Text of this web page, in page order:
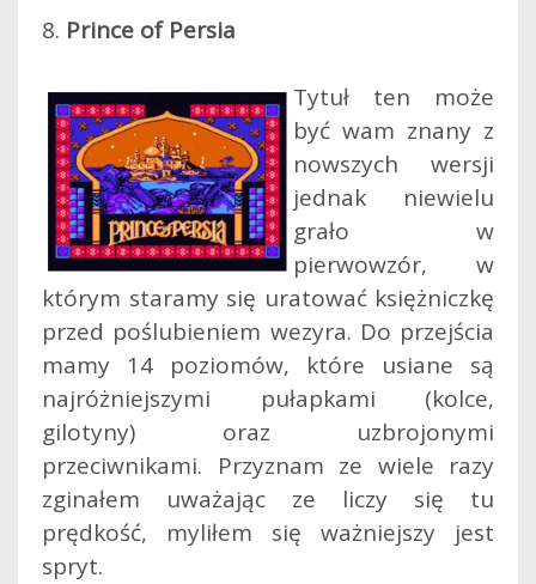
8. Prince of Persia
Tytuł ten może
być wam znany z
nowszych wersji
jednak niewielu
grało w
pierwowzór, w
którym staramy się uratować księżniczkę
przed poślubieniem wezyra. Do przejścia
mamy 14 poziomów, które usiane są
najróżniejszymi pułapkami (kolce,
gilotyny) oraz uzbrojonymi
przeciwnikami. Przyznam ze wiele razy
zginałem uważając ze liczy się tu
prędkość, myliłem się ważniejszy jest
spryt.